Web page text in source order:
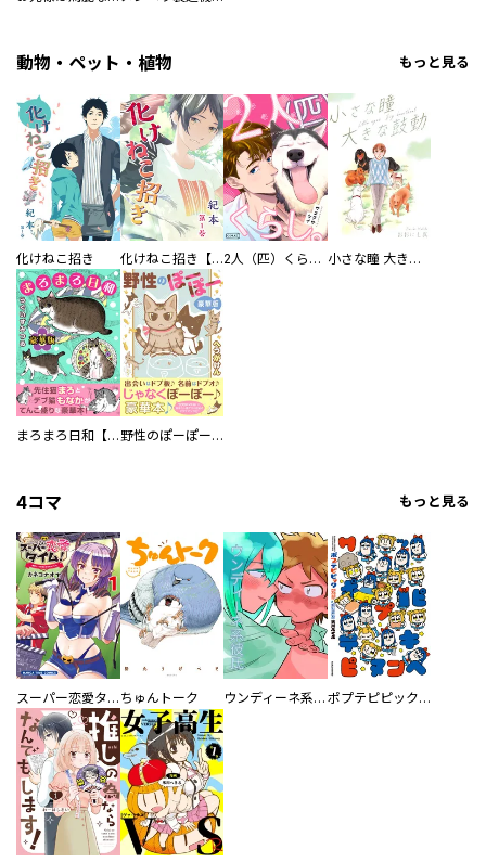
動物・ペット・植物 もっと見る
化けねこ招き 化けねこ招き【描きおろし付合冊版】 2人（匹）くらし。 小さな瞳 大きな鼓動
まろまろ日和【豪華版】 野性のぽーぽー【豪華版】
4コマ もっと見る
スーパー恋愛タイム！～現場でドＳな彼女は自宅でデレる～ ちゅんトーク ウンディーネ系彼氏 ポプテピピック SEASON EIGHT